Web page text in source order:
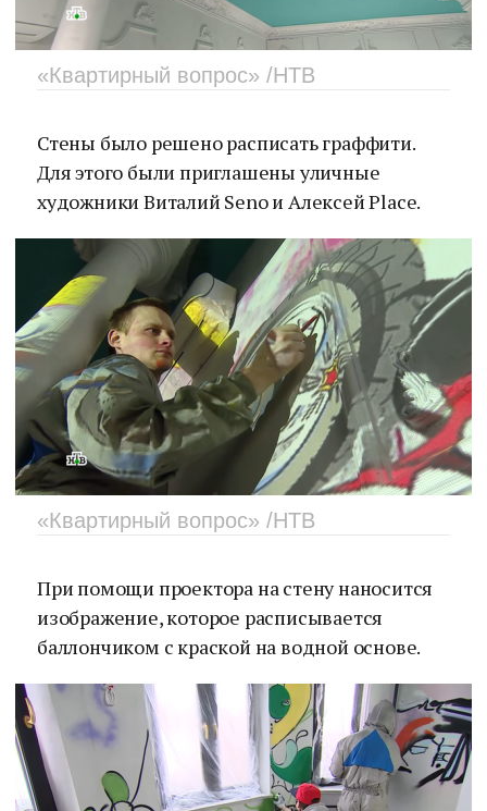
«Квартирный вопрос» /НТВ
Стены было решено расписать граффити.
Для этого были приглашены уличные
художники Виталий Seno и Алексей Place.
«Квартирный вопрос» /НТВ
При помощи проектора на стену наносится
изображение, которое расписывается
баллончиком с краской на водной основе.